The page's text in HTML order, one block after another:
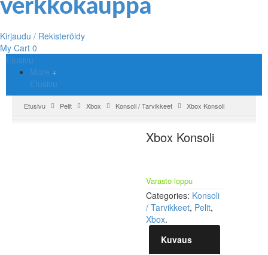
Kirjaudu / Rekisteröidy
My Cart 0
Etusivu
More
Etusivu
Etusivu Pelit Xbox Konsoli / Tarvikkeet Xbox Konsoli
Xbox Konsoli
Varasto loppu
Categories: Konsoli
/ Tarvikkeet, Pelit,
Xbox.
Kuvaus